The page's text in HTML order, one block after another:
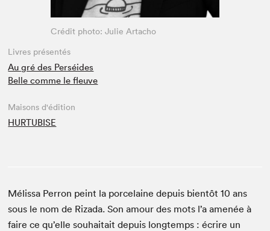
Crédit photo: Julie Artacho
Livres présentés
Au gré des Perséides
Belle comme le fleuve
Maisons d'édition
HURTUBISE
Mélissa Perron peint la porcelaine depuis bientôt 10 ans
sous le nom de Rizada. Son amour des mots l’a amenée à
faire ce qu’elle souhaitait depuis longtemps : écrire un